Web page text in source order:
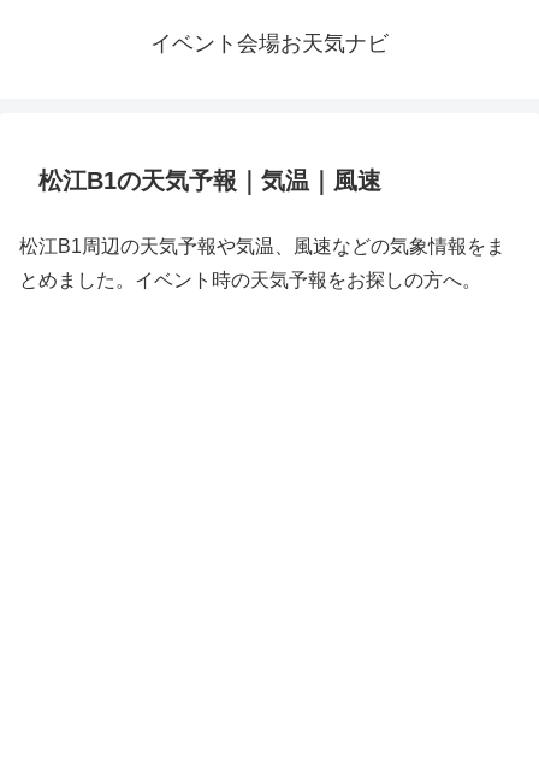
イベント会場お天気ナビ
松江B1の天気予報｜気温｜風速
松江B1周辺の天気予報や気温、風速などの気象情報をま
とめました。イベント時の天気予報をお探しの方へ。